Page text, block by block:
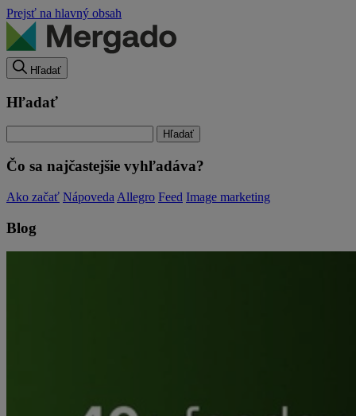
Prejsť na hlavný obsah
Hľadať
Hľadať
Čo sa najčastejšie vyhľadáva?
Ako začať Nápoveda Allegro Feed Image marketing
Blog